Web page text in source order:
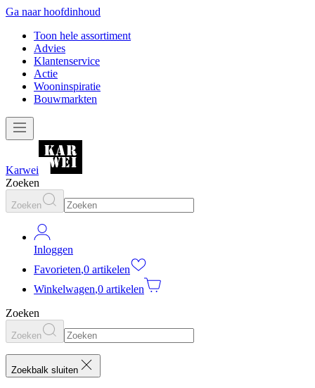
Ga naar hoofdinhoud
Toon hele assortiment
Advies
Klantenservice
Actie
Wooninspiratie
Bouwmarkten
Karwei
Zoeken
Zoeken
Inloggen
Favorieten,0 artikelen
Winkelwagen,0 artikelen
Zoeken
Zoeken
Zoekbalk sluiten